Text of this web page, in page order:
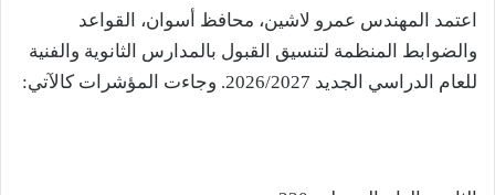
اعتمد المهندس عمرو لاشين، محافظ أسوان، القواعد
والضوابط المنظمة لتنسيق القبول بالمدارس الثانوية والفنية
للعام الدراسي الجديد 2026/2027. وجاءت المؤشرات كالآتي: